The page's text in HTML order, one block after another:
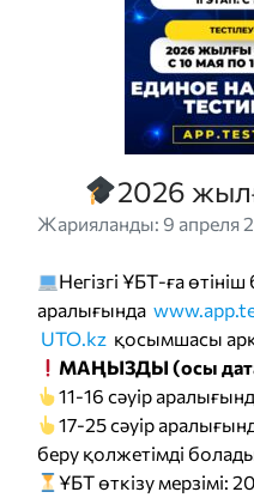
2026
Жарияланды: 9 апреля
Негізгі ҰБТ-ға
аралығында
UTO.kz қосымшасы
МАҢЫЗДЫ (осы
11-16 сәуір
17-25 сәуір
беру қолжетімді
ҰБТ өткізу мерзімі: